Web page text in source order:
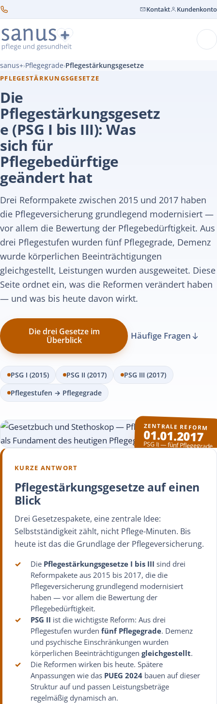
Kontakt Kundenkonto
sanus+›Pflegegrade›Pflegestärkungsgesetze
PFLEGESTÄRKUNGSGESETZE
Die
Pflegestärkungsgesetz
e (PSG I bis III): Was
sich für
Pflegebedürftige
geändert hat
Drei Reformpakete zwischen 2015 und 2017 haben
die Pflegeversicherung grundlegend modernisiert —
vor allem die Bewertung der Pflegebedürftigkeit. Aus
drei Pflegestufen wurden fünf Pflegegrade, Demenz
wurde körperlichen Beeinträchtigungen
gleichgestellt, Leistungen wurden ausgeweitet. Diese
Seite ordnet ein, was die Reformen verändert haben
— und was bis heute davon wirkt.
Die drei Gesetze im
Überblick
Häufige Fragen
PSG I (2015) PSG II (2017)
PSG III (2017)
Pflegestufen → Pflegegrade
ZENTRALE REFORM
01.01.2017
PSG II — fünf Pflegegrade
KURZE ANTWORT
Pflegestärkungsgesetze auf einen
Blick
Drei Gesetzespakete, eine zentrale Idee:
Selbstständigkeit zählt, nicht Pflege-Minuten. Bis
heute ist das die Grundlage der Pflegeversicherung.
✓ Die Pflegestärkungsgesetze I bis III sind drei
Reformpakete aus 2015 bis 2017, die die
Pflegeversicherung grundlegend modernisiert
haben — vor allem die Bewertung der
Pflegebedürftigkeit.
✓
PSG II ist die wichtigste Reform: Aus drei
Pflegestufen wurdenfünf Pflegegrade. Demenz
und psychische Einschränkungen wurden
körperlichen Beeinträchtigungengleichgestellt.
✓
Die Reformen wirken bis heute. Spätere
Anpassungen wie das PUEG 2024 bauen auf dieser
Struktur auf und passen Leistungsbeträge
regelmäßig dynamisch an.